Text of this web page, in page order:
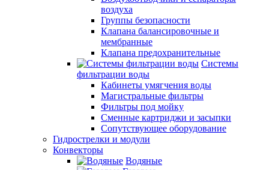
воздуха
Группы безопасности
Клапана балансировочные и
мембранные
Клапана предохранительные
Системы
фильтрации воды
Кабинеты умягчения воды
Магистральные фильтры
Фильтры под мойку
Сменные картриджи и засыпки
Сопутствующее оборудование
Гидрострелки и модули
Конвекторы
Водяные